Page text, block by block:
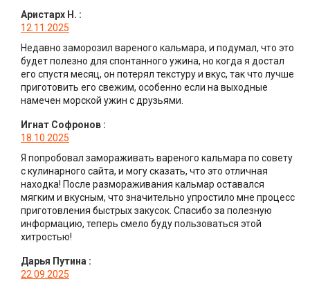
Аристарх Н. :
12.11.2025
Недавно заморозил вареного кальмара, и подумал, что это
будет полезно для спонтанного ужина, но когда я достал
его спустя месяц, он потерял текстуру и вкус, так что лучше
приготовить его свежим, особенно если на выходные
намечен морской ужин с друзьями.
Игнат Софронов :
18.10.2025
Я попробовал замораживать вареного кальмара по совету
с кулинарного сайта, и могу сказать, что это отличная
находка! После размораживания кальмар оставался
мягким и вкусным, что значительно упростило мне процесс
приготовления быстрых закусок. Спасибо за полезную
информацию, теперь смело буду пользоваться этой
хитростью!
Дарья Путина :
22.09.2025